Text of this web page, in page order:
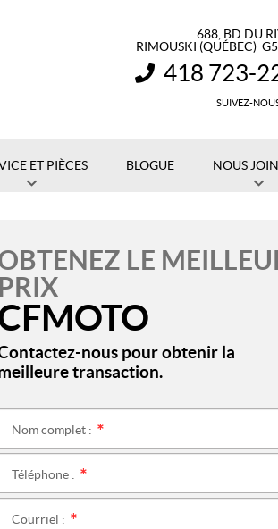
688, BD DU
RIMOUSKI (QUÉBEC)
INFORMATION :
418 723-
SUIVEZ-
ET PIÈCES BLOGUE NOUS
LE
PRIX
nous pour obtenir la
transaction.
Nom complet :
Téléphone :
Courriel :